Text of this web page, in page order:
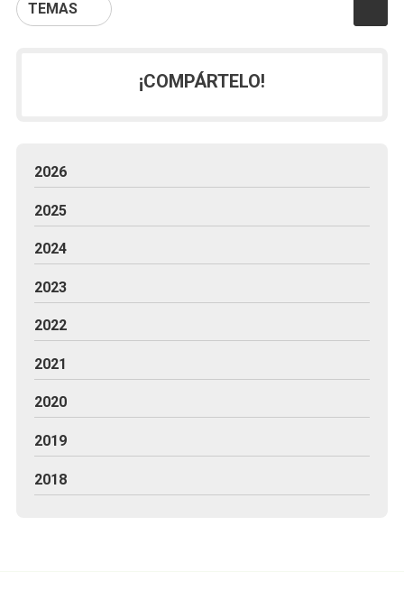
TEMAS
¡COMPÁRTELO!
2026
2025
2024
2023
2022
2021
2020
2019
2018